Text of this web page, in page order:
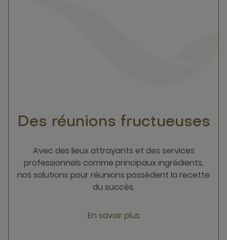
Des réunions fructueuses
Avec des lieux attrayants et des services
professionnels comme principaux ingrédients,
nos solutions pour réunions possèdent la recette
du succès.
En savoir plus